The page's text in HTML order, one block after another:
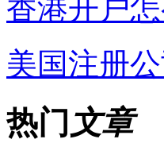
香港开户
美国注册
热门 文章